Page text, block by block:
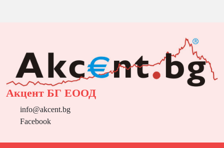
Акцент БГ ЕООД
info@akcent.bg
Facebook